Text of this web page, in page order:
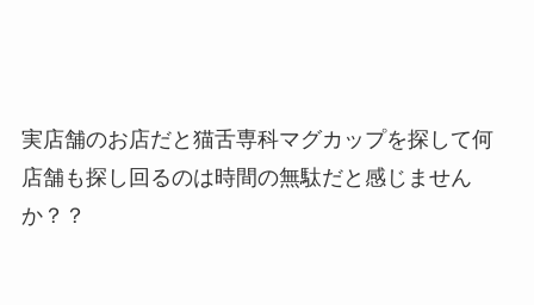
実店舗のお店だと猫舌専科マグカップを探して何
店舗も探し回るのは時間の無駄だと感じません
か？？